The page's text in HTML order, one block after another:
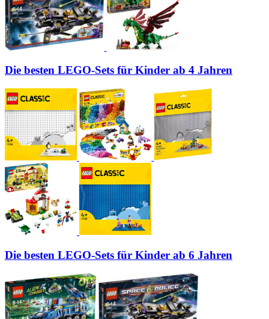
Die besten LEGO-Sets für Kinder ab 4 Jahren
Die besten LEGO-Sets für Kinder ab 6 Jahren